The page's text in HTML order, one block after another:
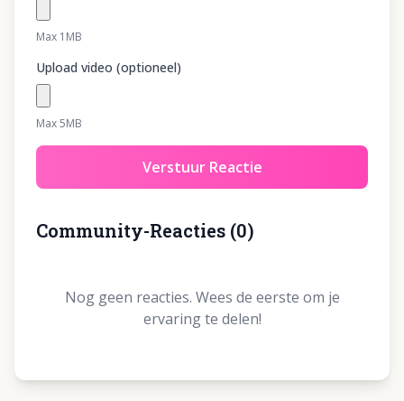
Max 1MB
Upload video (optioneel)
Max 5MB
Verstuur Reactie
Community-Reacties (0)
Nog geen reacties. Wees de eerste om je
ervaring te delen!